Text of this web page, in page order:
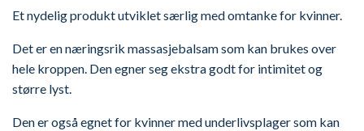
Et nydelig produkt utviklet særlig med omtanke for kvinner.
Det er en næringsrik massasjebalsam som kan brukes over
hele kroppen. Den egner seg ekstra godt for intimitet og
større lyst.
Den er også egnet for kvinner med underlivsplager som kan